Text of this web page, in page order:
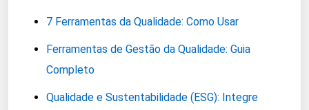
7 Ferramentas da Qualidade: Como Usar
Ferramentas de Gestão da Qualidade: Guia
Completo
Qualidade e Sustentabilidade (ESG): Integre